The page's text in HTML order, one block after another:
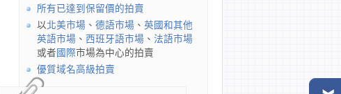
所有已達到保留價的拍賣
以北美市場 、 德語市場 、 英國和其他
英語市場 、 西班牙語市場 、 法語市場
或者 國際市場為中心的拍賣
優質域名高級拍賣